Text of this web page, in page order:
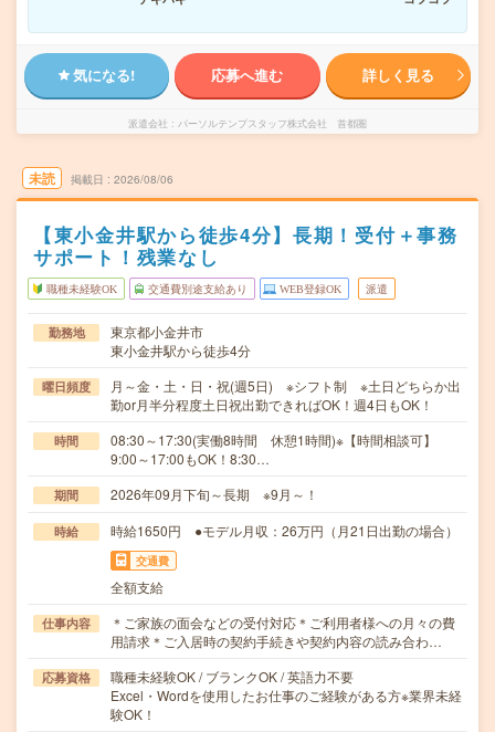
気になる! 応募へ進む 詳しく見る
派遣会社 パーソルテンプスタッフ株式会社 首都圏
未読 掲載日 2026/08/06
【東小金井駅から徒歩4分】長期！受付＋事務
サポート！残業なし
職種未経験OK 交通費別途支給あり WEB登録OK 派遣
勤務地
東京都小金井市
東小金井駅から徒歩4分
曜日頻度
月～金・土・日・祝(週5日) ※シフト制 ※土日どちらか出
勤or月半分程度土日祝出勤できればOK！週4日もOK！
時間
08:30～17:30(実働8時間 休憩1時間)※【時間相談可】
9:00～17:00もOK！8:30…
期間 2026年09月下旬～長期 ※9月～！
時給 時給1650円 ●モデル月収：26万円（月21日出勤の場合）
交通費
全額支給
仕事内容
＊ご家族の面会などの受付対応＊ご利用者様への月々の費
用請求＊ご入居時の契約手続きや契約内容の読み合わ…
応募資格
職種未経験OK / ブランクOK / 英語力不要
Excel・Wordを使用したお仕事のご経験がある方※業界未経
験OK！